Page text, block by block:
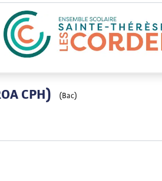
CPH)
(Bac)